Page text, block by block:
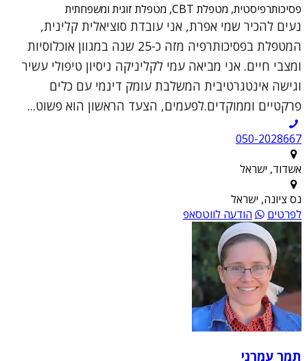
פסיכותרפיסטית, מטפלת CBT, מטפלת זוגית ומשפחתית
נעים להכיר שמי אפרת, אני עובדת סוציאלית קלינית,
המטפלת בפסיכותרפיה מזה כ-25 שנה במגוון אוכלוסיות
ומצבי חיים. אני מביאה עמי לקליניקה ניסיון טיפולי עשיר
וגישה אינטגרטיבית המשלבת עומק דינמי עם כלים
פרקטיים וממוקדים.לפעמים, הצעד הראשון הוא פשוט...
050-2028667
אשדוד, ישראל
נס ציונה, ישראל
לפרטים
הודעה לווטסאפ
תמר עמרני